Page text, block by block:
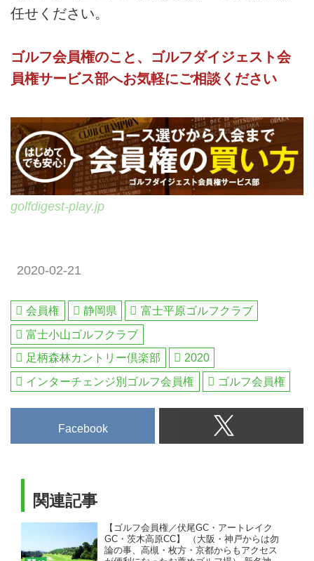
任せください。
ゴルフ会員権のこと、ゴルフダイジェスト会
員権サービス部へお気軽にご相談ください
golfdigest-play.jp
2020-02-21
会員権 静岡県
富士平原ゴルフクラブ
富士小山ゴルフクラブ
足柄森林カントリー倶楽部
2020
インターチェンジ別ゴルフ会員権
ゴルフ会員権
Facebook
関連記事
【ゴルフ会員権／伏尾GC・アートレイク
GC・茨木高原CC】 （大阪・神戸からは勿
論の事、高槻・枚方・京都からもアクセス